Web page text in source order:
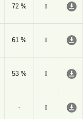
72 %
I
61 %
I
53 %
I
-
I